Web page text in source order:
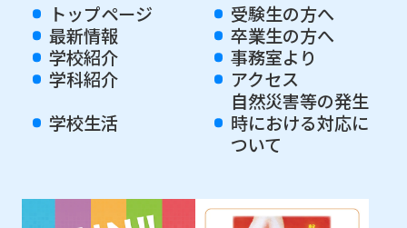
トップページ
受験生の方へ
最新情報
卒業生の方へ
学校紹介
事務室より
学科紹介
アクセス
学校生活
自然災害等の発生
時における対応に
ついて